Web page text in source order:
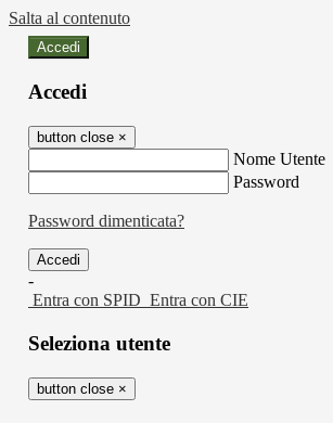
Salta al contenuto
Accedi
Accedi
button close ×
Nome Utente
Password
Password dimenticata?
-
Entra con SPID Entra con CIE
Seleziona utente
button close ×